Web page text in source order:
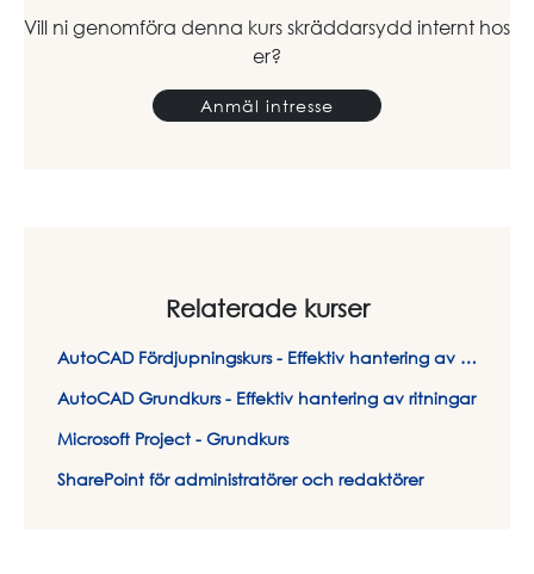
Vill ni genomföra denna kurs skräddarsydd internt hos
er?
Anmäl intresse
Relaterade kurser
AutoCAD Fördjupningskurs - Effektiv hantering av ritningar
AutoCAD Grundkurs - Effektiv hantering av ritningar
Microsoft Project - Grundkurs
SharePoint för administratörer och redaktörer